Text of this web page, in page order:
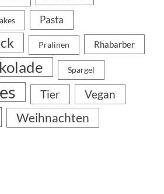
Pasta
Pralinen Rhabarber
Spargel
Tier Vegan
Weihnachten